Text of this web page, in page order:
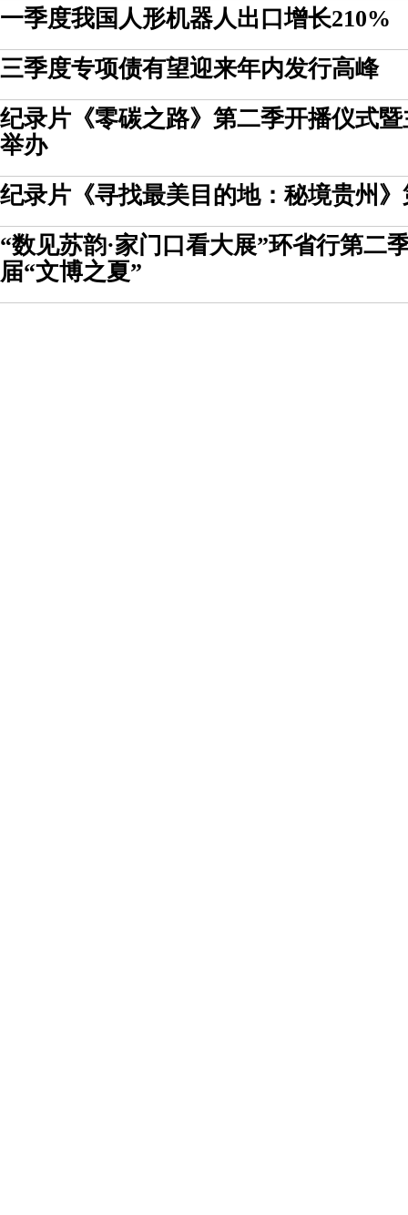
一季度我国人形机器人出口增长210%
三季度专项债有望迎来年内发行高峰
纪录片《零碳之路》第二季开播仪式
举办
纪录片《寻找最美目的地：秘境贵州
“数见苏韵·家门口看大展”环省行第二
届“文博之夏”